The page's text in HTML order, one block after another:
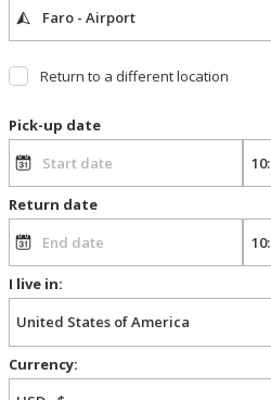
Return to a different location
Pick-up date
Return date
I live in:
Currency: